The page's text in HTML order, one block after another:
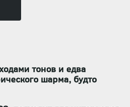
тонов и едва
шарма, будто